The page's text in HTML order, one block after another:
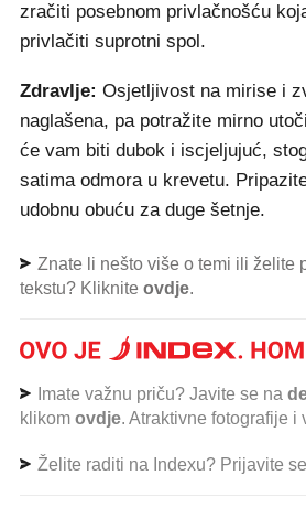
zračiti posebnom privlačnošću
privlačiti suprotni spol.
Zdravlje: Osjetljivost na mirise i
naglašena, pa potražite mirno
će vam biti dubok i iscjeljujuć,
satima odmora u krevetu.
udobnu obuću za duge šetnje.
Znate li nešto više o temi ili želite
tekstu? Kliknite ovdje.
Imate važnu priču? Javite se na
klikom ovdje. Atraktivne fotografije i
Želite raditi na Indexu? Prijavite se